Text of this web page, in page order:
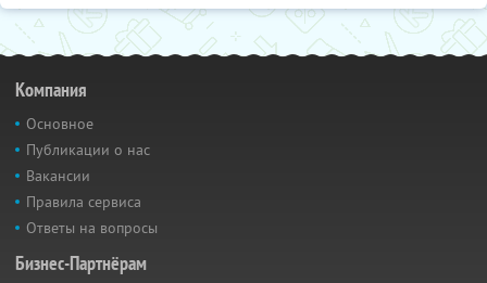
Компания
Основное
Публикации о нас
Вакансии
Правила сервиса
Ответы на вопросы
Бизнес-Партнёрам